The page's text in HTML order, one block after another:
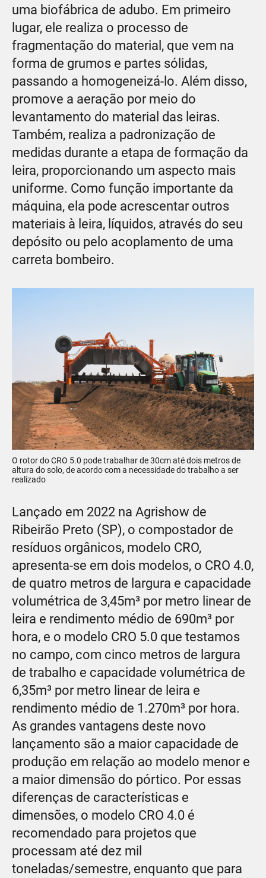
uma biofábrica de adubo. Em primeiro
lugar, ele realiza o processo de
fragmentação do material, que vem na
forma de grumos e partes sólidas,
passando a homogeneizá-lo. Além disso,
promove a aeração por meio do
levantamento do material das leiras.
Também, realiza a padronização de
medidas durante a etapa de formação da
leira, proporcionando um aspecto mais
uniforme. Como função importante da
máquina, ela pode acrescentar outros
materiais à leira, líquidos, através do seu
depósito ou pelo acoplamento de uma
carreta bombeiro.
O rotor do CRO 5.0 pode trabalhar de 30cm até dois metros de
altura do solo, de acordo com a necessidade do trabalho a ser
realizado
Lançado em 2022 na Agrishow de
Ribeirão Preto (SP), o compostador de
resíduos orgânicos, modelo CRO,
apresenta-se em dois modelos, o CRO 4.0,
de quatro metros de largura e capacidade
volumétrica de 3,45m³ por metro linear de
leira e rendimento médio de 690m³ por
hora, e o modelo CRO 5.0 que testamos
no campo, com cinco metros de largura
de trabalho e capacidade volumétrica de
6,35m³ por metro linear de leira e
rendimento médio de 1.270m³ por hora.
As grandes vantagens deste novo
lançamento são a maior capacidade de
produção em relação ao modelo menor e
a maior dimensão do pórtico. Por essas
diferenças de características e
dimensões, o modelo CRO 4.0 é
recomendado para projetos que
processam até dez mil
toneladas/semestre, enquanto que para